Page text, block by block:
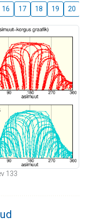
16 17 18 19 20
133